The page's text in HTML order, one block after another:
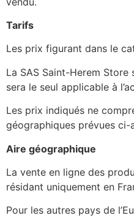
Tarifs
Les prix figurant dans le
La SAS Saint-Herem
sera le seul applicable à
Les prix indiqués ne
géographiques prévues ci-
Aire géographique
La vente en ligne des
résidant uniquement en
Pour les autres pays de